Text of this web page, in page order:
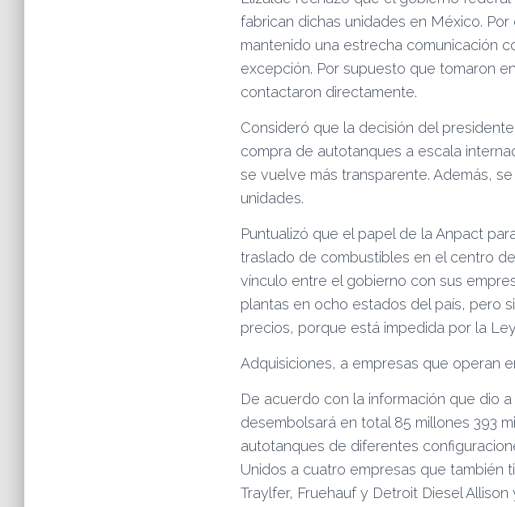
fabrican dichas unidades en México.
mantenido una estrecha comunicación
excepción. Por supuesto que tomaron
contactaron directamente.
Consideró que la decisión del
compra de autotanques a escala
se vuelve más transparente. Además,
unidades.
Puntualizó que el papel de la Anpact
traslado de combustibles en el centro
vínculo entre el gobierno con sus
plantas en ocho estados del país, pero
precios, porque está impedida por la
Adquisiciones, a empresas que operan
De acuerdo con la información que dio
desembolsará en total 85 millones 393
autotanques de diferentes
Unidos a cuatro empresas que también
Traylfer, Fruehauf y Detroit Diesel